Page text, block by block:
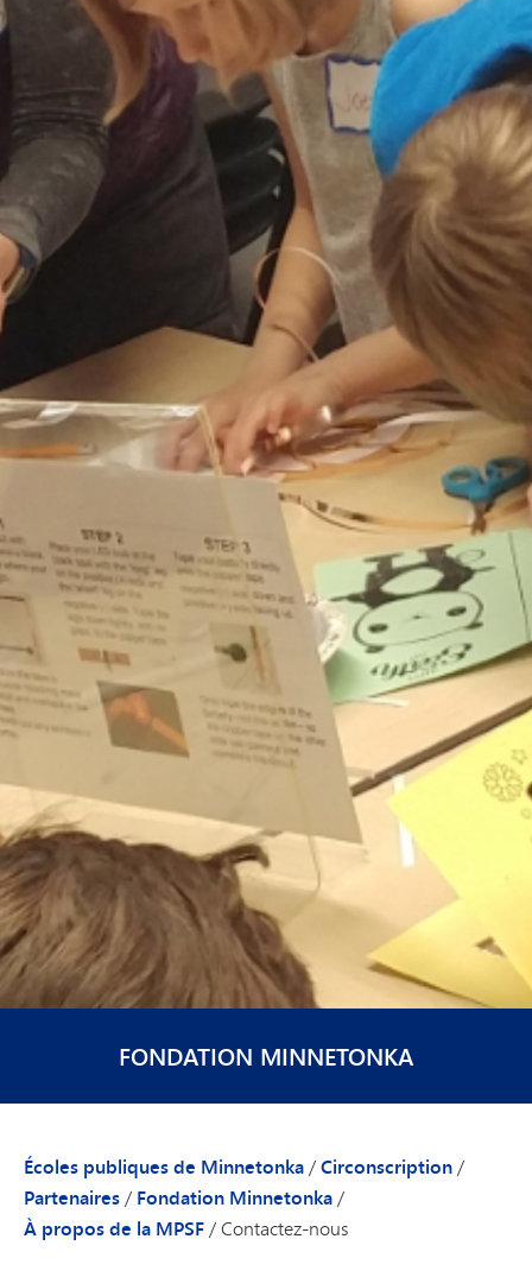
FONDATION MINNETONKA
Écoles publiques de Minnetonka/Circonscription/
Partenaires/ Fondation Minnetonka/
À propos de la MPSF/Contactez-nous